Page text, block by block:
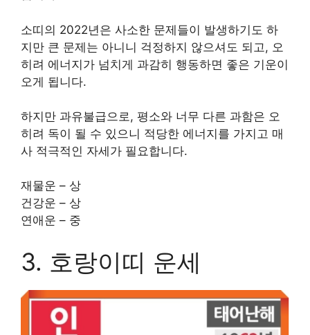
소띠의 2022년은 사소한 문제들이 발생하기도 하
지만 큰 문제는 아니니 걱정하지 않으셔도 되고, 오
히려 에너지가 넘치게 과감히 행동하면 좋은 기운이
오게 됩니다.
하지만 과유불급으로, 평소와 너무 다른 과함은 오
히려 독이 될 수 있으니 적당한 에너지를 가지고 매
사 적극적인 자세가 필요합니다.
재물운 – 상
건강운 – 상
연애운 – 중
3. 호랑이띠 운세